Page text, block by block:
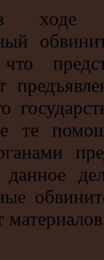
те
данное